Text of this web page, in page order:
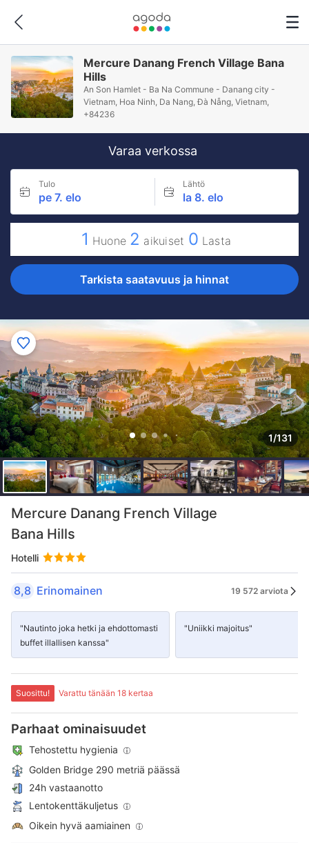
Mercure Danang French Village Bana
Hills
An Son Hamlet - Ba Na Commune - Danang city -
Vietnam, Hoa Ninh, Da Nang, Ðà Nẵng, Vietnam,
+84236
Varaa verkossa
Tulo
pe 7. elo
Lähtö
la 8. elo
1 Huone 2 aikuiset 0 Lasta
Tarkista saatavuus ja hinnat
1/131
Mercure Danang French Village
Bana Hills
Hotelli
8,8 Erinomainen 19 572 arviota
"Nautinto joka hetki ja ehdottomasti
buffet illallisen kanssa"
"Uniikki majoitus"
Suosittu! Varattu tänään 18 kertaa
Parhaat ominaisuudet
Tehostettu hygienia
Golden Bridge 290 metriä päässä
24h vastaanotto
Lentokenttäkuljetus
Oikein hyvä aamiainen